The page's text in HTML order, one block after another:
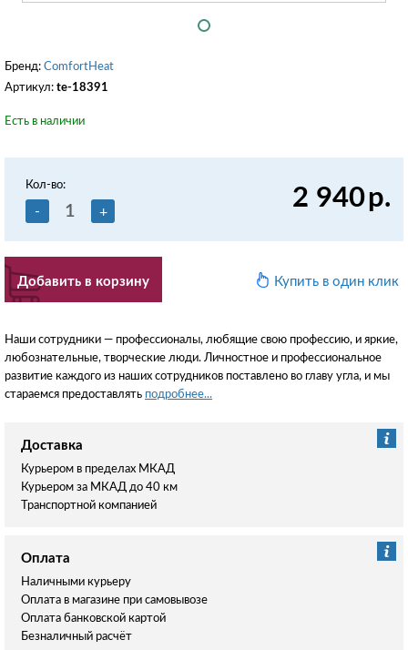
Бренд: ComfortHeat
Артикул: te-18391
Есть в наличии
Кол-во:
- +
Добавить в корзину
2 940р.
Купить в один клик
Наши сотрудники — профессионалы, любящие свою профессию, и яркие,
любознательные, творческие люди. Личностное и профессиональное
развитие каждого из наших сотрудников поставлено во главу угла, и мы
стараемся предоставлять подробнее...
Доставка
Курьером в пределах МКАД
Курьером за МКАД до 40 км
Транспортной компанией
Оплата
Наличными курьеру
Оплата в магазине при самовывозе
Оплата банковской картой
Безналичный расчёт